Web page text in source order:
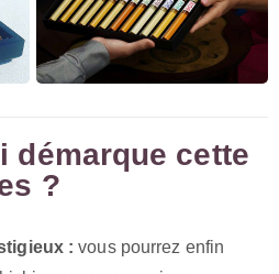
démarque cette
?
: vous pourrez enfin